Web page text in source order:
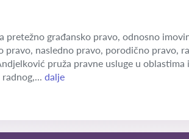
pretežno građansko pravo, odnosno
pravo, nasledno pravo, porodično pravo,
pruža pravne usluge u
dalje